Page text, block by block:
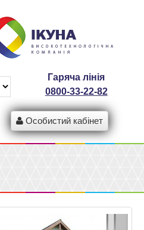
Гаряча лінія
0800-33-22-82
Особистий кабінет